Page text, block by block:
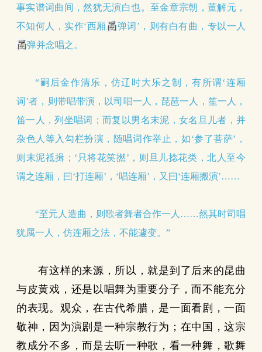
事实谱词曲间，然犹无演白也。至金章宗朝，董解元，
不知何人，实作‘西厢
弹词’，则有白有曲，专以一人
弹并念唱之。
“嗣后金作清乐，仿辽时大乐之制，有所谓‘连厢
词’者，则带唱带演，以司唱一人，琵琶一人，笙一人，
笛一人，列坐唱词；而复以男名末泥，女名旦儿者，并
杂色人等入勾栏扮演，随唱词作举止，如‘参了菩萨’，
则末泥祗揖；‘只将花笑撚’，则旦儿捻花类，北人至今
谓之连厢，曰‘打连厢’，‘唱连厢’，又曰‘连厢搬演’……
“至元人造曲，则歌者舞者合作一人……然其时司唱
犹属一人，仿连厢之法，不能遽变。”
有这样的来源，所以，就是到了后来的昆曲
与皮黄戏，还是以唱舞为重要分子，而不能充分
的表现。观众，在古代希腊，是一面看剧，一面
敬神，因为演剧是一种宗教行为；在中国，这宗
教成分不多，而是去听一种歌，看一种舞，歌舞